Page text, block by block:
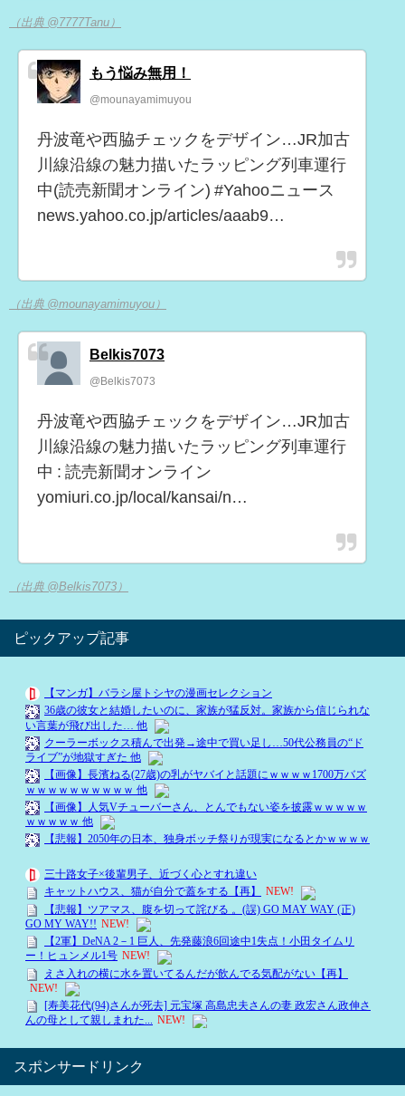
（出典 @7777Tanu）
もう悩み無用！
@mounayamimuyou
丹波竜や西脇チェックをデザイン…JR加古
川線沿線の魅力描いたラッピング列車運行
中(読売新聞オンライン) #Yahooニュース
news.yahoo.co.jp/articles/aaab9…
（出典 @mounayamimuyou）
Belkis7073
@Belkis7073
丹波竜や西脇チェックをデザイン…JR加古
川線沿線の魅力描いたラッピング列車運行
中 : 読売新聞オンライン
yomiuri.co.jp/local/kansai/n…
（出典 @Belkis7073）
ピックアップ記事
スポンサードリンク